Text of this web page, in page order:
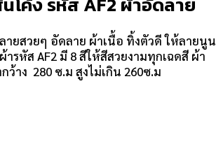
ายสวยๆ อัดลาย ผ้าเนื้อ ทิ้งตัวดี ให้ลายนูน
ารหัส AF2 มี 8 สีให้สีสวยงามทุกเฉดสี ผ้า
ว้าง 280 ซ.ม สูงไม่เกิน 260ซ.ม